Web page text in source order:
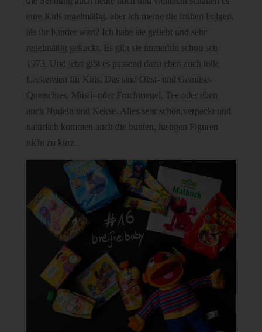
eure Kids regelmäßig, aber ich meine die frühen Folgen,
als ihr Kinder wart? Ich habe sie geliebt und sehr
regelmäßig gekuckt. Es gibt sie immerhin schon seit
1973. Und jetzt gibt es passend dazu eben auch tolle
Leckereien für Kids. Das sind Obst- und Gemüse-
Quetschies, Müsli- oder Fruchtriegel, Tee oder eben
auch Nudeln und Kekse. Alles sehr schön verpackt und
natürlich kommen auch die bunten, lustigen Figuren
nicht zu kurz.